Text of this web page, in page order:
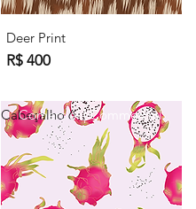
Deer Print
R$ 400
Cabeçalho 6
Comercial | Commercial